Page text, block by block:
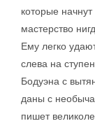
которые
мастерство
Ему легко
слева на
Бодуэна с
даны с
пишет